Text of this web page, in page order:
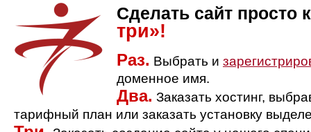
Сделать сайт просто
три»!
Раз. Выбрать и
доменное имя.
Два. Заказать хостинг,
тарифный план или заказать установку